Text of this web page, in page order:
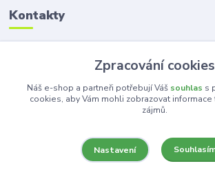
Kontakty
Zákaznická podpora
+420 603 100 966
(Po-Pá, 8-16 hod.)
Zpracování cookies
Náš e-shop a partneři potřebují Váš souhlas s
cookies, aby Vám mohli zobrazovat informace
zájmů.
Nastavení